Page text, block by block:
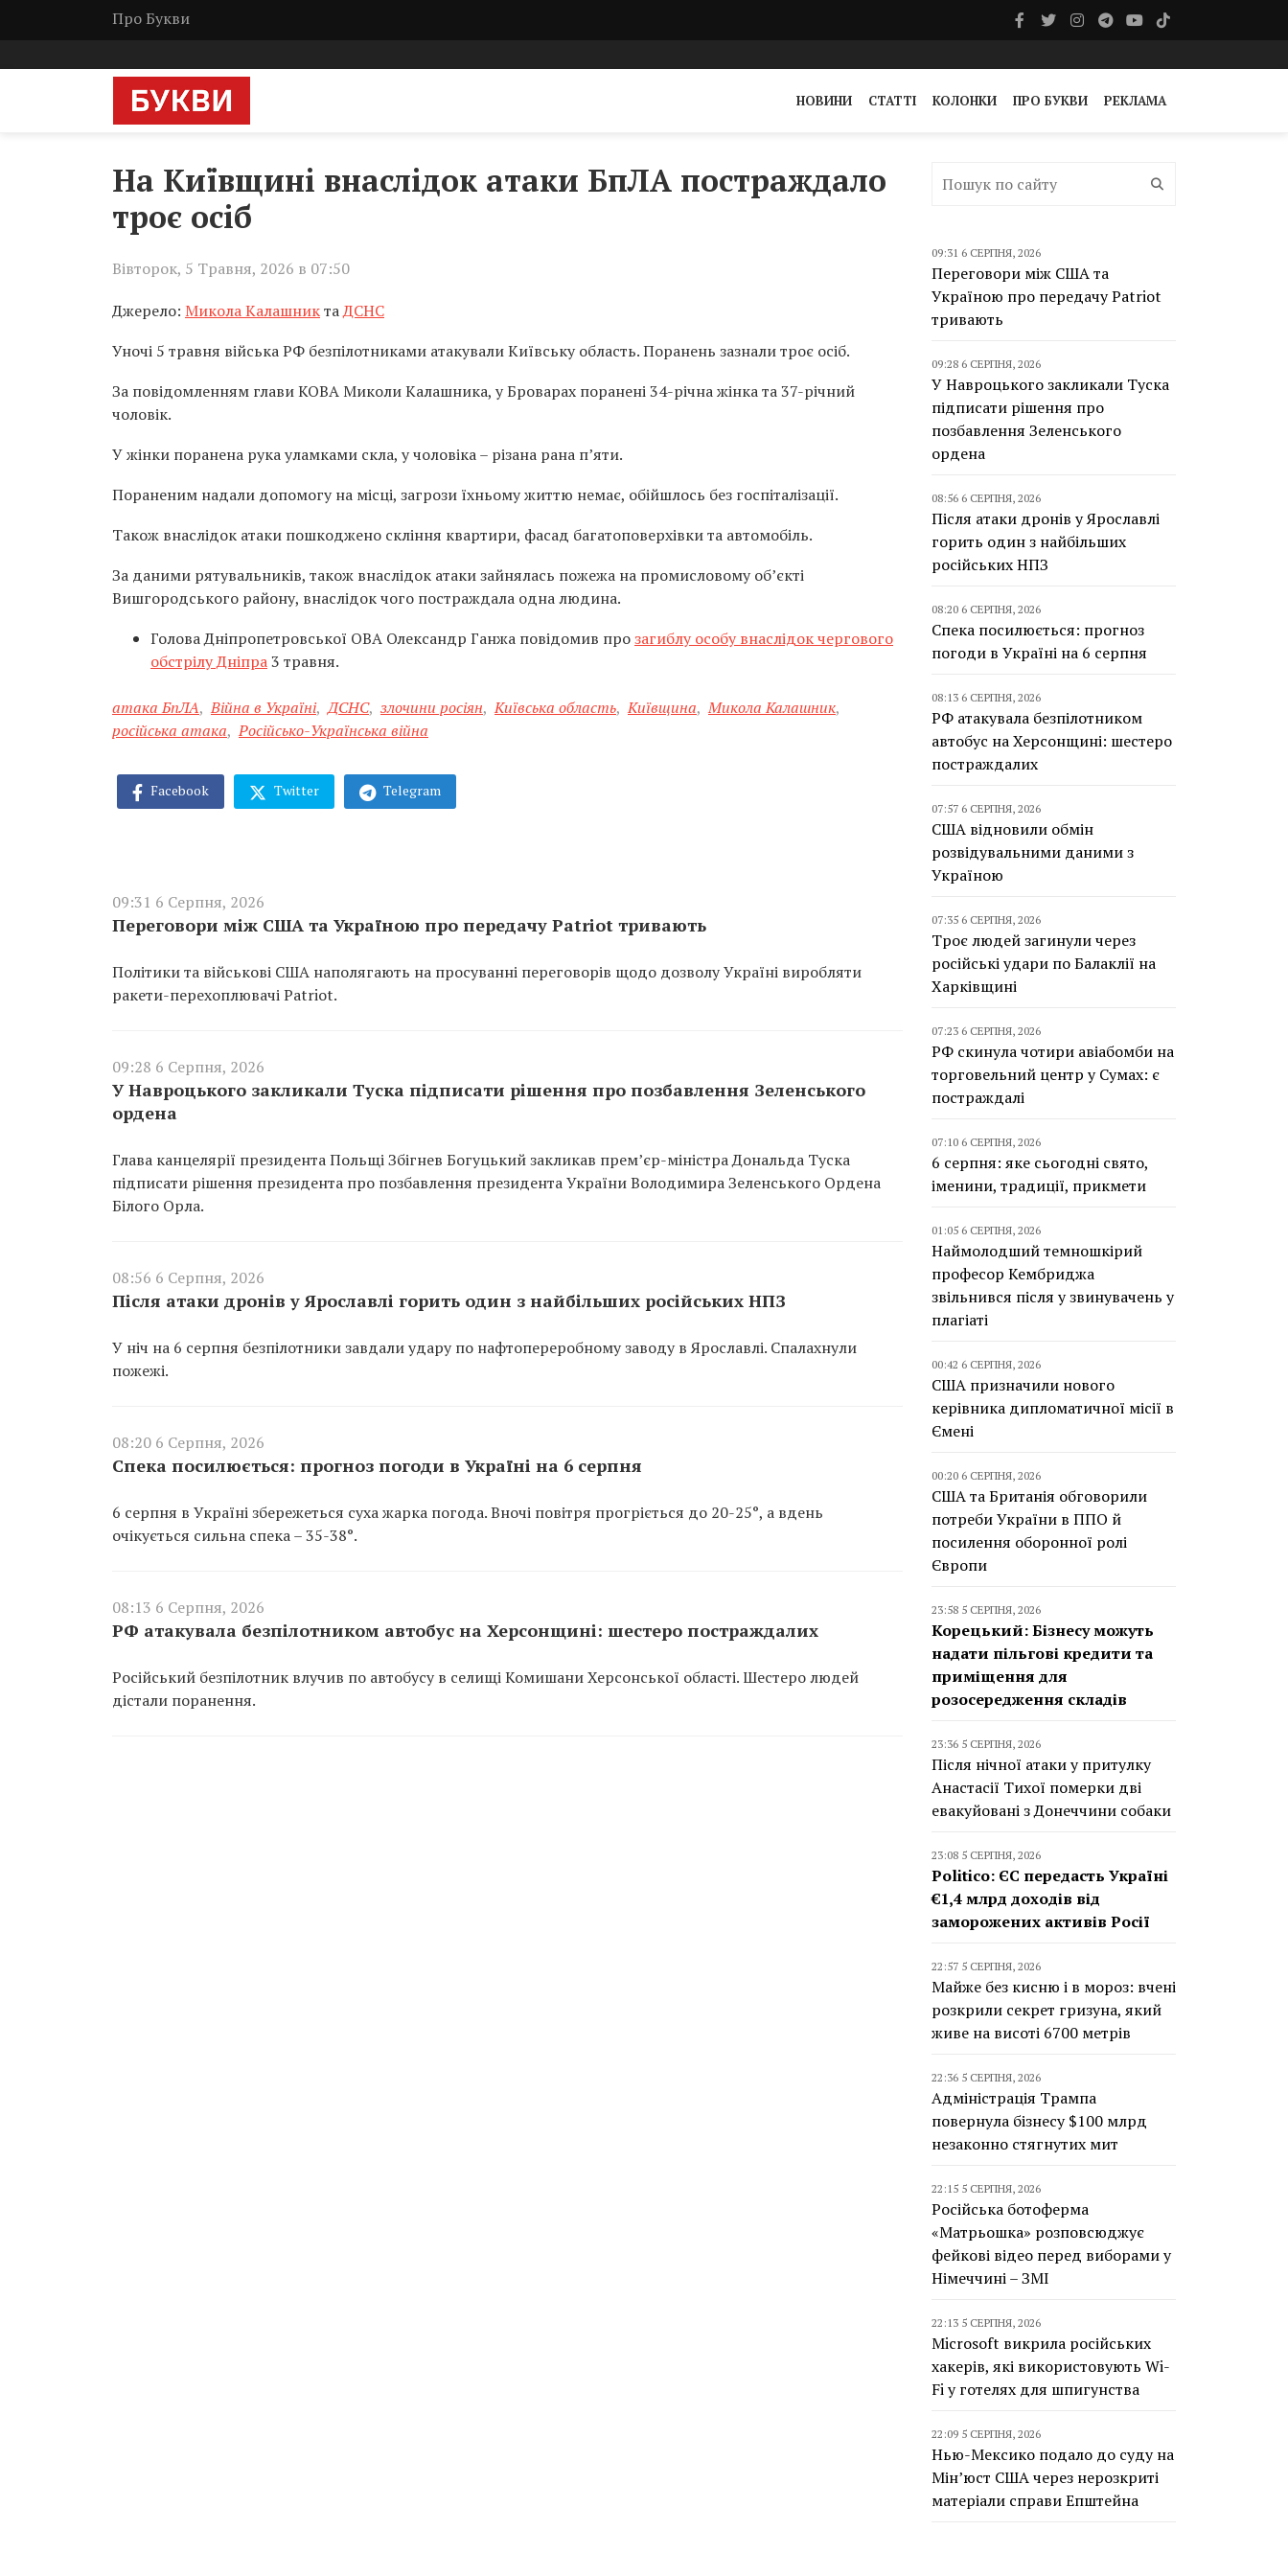
Про Букви
НОВИНИ СТАТТІ КОЛОНКИ ПРО БУКВИ РЕКЛАМА
На Київщині внаслідок атаки БпЛА постраждало
троє осіб
Вівторок, 5 Травня, 2026 в 07:50
Джерело: Микола КалашниктаДСНС
Уночі 5 травня війська РФ безпілотниками атакували Київську область. Поранень зазнали троє осіб.
За повідомленням глави КОВА Миколи Калашника, у Броварах поранені 34-річна жінка та 37-річний
чоловік.
У жінки поранена рука уламками скла, у чоловіка – різана рана п’яти.
Пораненим надали допомогу на місці, загрози їхньому життю немає, обійшлось без госпіталізації.
Також внаслідок атаки пошкоджено скління квартири, фасад багатоповерхівки та автомобіль.
За даними рятувальників, також внаслідок атаки зайнялась пожежа на промисловому об’єкті
Вишгородського району, внаслідок чого постраждала одна людина.
Голова Дніпропетровської ОВА Олександр Ганжа повідомив прозагиблу особу внаслідок чергового
обстрілу Дніпра3 травня.
атака БпЛА, Війна в Україні, ДСНС, злочини росіян, Київська область, Київщина, Микола Калашник,
російська атака, Російсько-Українська війна
Facebook Twitter Telegram
09:31 6 Серпня, 2026
Переговори між США та Україною про передачу Patriot тривають
Політики та військові США наполягають на просуванні переговорів щодо дозволу Україні виробляти
ракети-перехоплювачі Patriot.
09:28 6 Серпня, 2026
У Навроцького закликали Туска підписати рішення про позбавлення Зеленського
ордена
Глава канцелярії президента Польщі Збігнев Богуцький закликав прем’єр-міністра Дональда Туска
підписати рішення президента про позбавлення президента України Володимира Зеленського Ордена
Білого Орла.
08:56 6 Серпня, 2026
Після атаки дронів у Ярославлі горить один з найбільших російських НПЗ
У ніч на 6 серпня безпілотники завдали удару по нафтопереробному заводу в Ярославлі. Спалахнули
пожежі.
08:20 6 Серпня, 2026
Спека посилюється: прогноз погоди в Україні на 6 серпня
6 серпня в Україні збережеться суха жарка погода. Вночі повітря прогріється до 20-25°, а вдень
очікується сильна спека – 35-38°.
08:13 6 Серпня, 2026
РФ атакувала безпілотником автобус на Херсонщині: шестеро постраждалих
Російський безпілотник влучив по автобусу в селищі Комишани Херсонської області. Шестеро людей
дістали поранення.
09:31 6 СЕРПНЯ, 2026
Переговори між США та
Україною про передачу Patriot
тривають
09:28 6 СЕРПНЯ, 2026
У Навроцького закликали Туска
підписати рішення про
позбавлення Зеленського
ордена
08:56 6 СЕРПНЯ, 2026
Після атаки дронів у Ярославлі
горить один з найбільших
російських НПЗ
08:20 6 СЕРПНЯ, 2026
Спека посилюється: прогноз
погоди в Україні на 6 серпня
08:13 6 СЕРПНЯ, 2026
РФ атакувала безпілотником
автобус на Херсонщині: шестеро
постраждалих
07:57 6 СЕРПНЯ, 2026
США відновили обмін
розвідувальними даними з
Україною
07:35 6 СЕРПНЯ, 2026
Троє людей загинули через
російські удари по Балаклії на
Харківщині
07:23 6 СЕРПНЯ, 2026
РФ скинула чотири авіабомби на
торговельний центр у Сумах: є
постраждалі
07:10 6 СЕРПНЯ, 2026
6 серпня: яке сьогодні свято,
іменини, традиції, прикмети
01:05 6 СЕРПНЯ, 2026
Наймолодший темношкірий
професор Кембриджа
звільнився після у звинувачень у
плагіаті
00:42 6 СЕРПНЯ, 2026
США призначили нового
керівника дипломатичної місії в
Ємені
00:20 6 СЕРПНЯ, 2026
США та Британія обговорили
потреби України в ППО й
посилення оборонної ролі
Європи
23:58 5 СЕРПНЯ, 2026
Корецький: Бізнесу можуть
надати пільгові кредити та
приміщення для
розосередження складів
23:36 5 СЕРПНЯ, 2026
Після нічної атаки у притулку
Анастасії Тихої померки дві
евакуйовані з Донеччини собаки
23:08 5 СЕРПНЯ, 2026
Politico: ЄС передасть Україні
€1,4 млрд доходів від
заморожених активів Росії
22:57 5 СЕРПНЯ, 2026
Майже без кисню і в мороз: вчені
розкрили секрет гризуна, який
живе на висоті 6700 метрів
22:36 5 СЕРПНЯ, 2026
Адміністрація Трампа
повернула бізнесу $100 млрд
незаконно стягнутих мит
22:15 5 СЕРПНЯ, 2026
Російська ботоферма
«Матрьошка» розповсюджує
фейкові відео перед виборами у
Німеччині – ЗМІ
22:13 5 СЕРПНЯ, 2026
Microsoft викрила російських
хакерів, які використовують Wi-
Fi у готелях для шпигунства
22:09 5 СЕРПНЯ, 2026
Нью-Мексико подало до суду на
Мін’юст США через нерозкриті
матеріали справи Епштейна